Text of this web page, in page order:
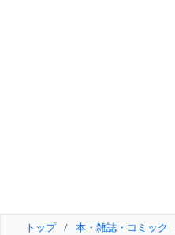
トップ / 本・雑誌・コミック